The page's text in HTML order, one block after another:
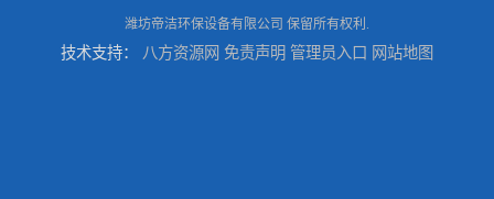
潍坊帝洁环保设备有限公司 保留所有权利.
技术支持： 八方资源网 免责声明 管理员入口 网站地图